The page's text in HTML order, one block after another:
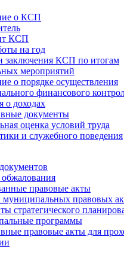
о КСП
КСП
на год
заключения КСП по итогам
мероприятий
о порядке осуществления
финансового
о доходах
документы
оценка условий труда
и служебного поведения
правовые акты
правовых
стратегического
программы
правовые акты для